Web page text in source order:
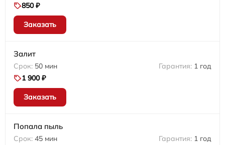
850 ₽
Заказать
Залит
50 мин
1 год
1 900 ₽
Заказать
Попала пыль
45 мин
1 год